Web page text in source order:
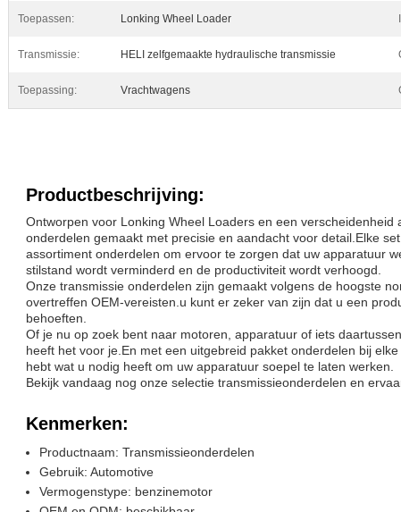
Toepassen: Lonking Wheel Loader
Transmissie: HELI zelfgemaakte hydraulische transmissie
Toepassing: Vrachtwagens
Productbeschrijving:
Ontworpen voor Lonking Wheel Loaders en een
onderdelen gemaakt met precisie en aandacht voor detail.Elke
assortiment onderdelen om ervoor te zorgen dat uw apparatuur
stilstand wordt verminderd en de productiviteit wordt verhoogd.
Onze transmissie onderdelen zijn gemaakt volgens de hoogste
overtreffen OEM-vereisten.u kunt er zeker van zijn dat u een
behoeften.
Of je nu op zoek bent naar motoren, apparatuur of iets
heeft het voor je.En met een uitgebreid pakket onderdelen bij
hebt wat u nodig heeft om uw apparatuur soepel te laten werken.
Bekijk vandaag nog onze selectie transmissieonderdelen en
Kenmerken:
Productnaam: Transmissieonderdelen
Gebruik: Automotive
Vermogenstype: benzinemotor